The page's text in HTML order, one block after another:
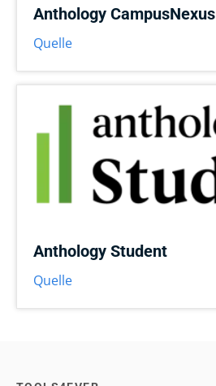
Anthology CampusNexus
Quelle
Anthology Student
Quelle